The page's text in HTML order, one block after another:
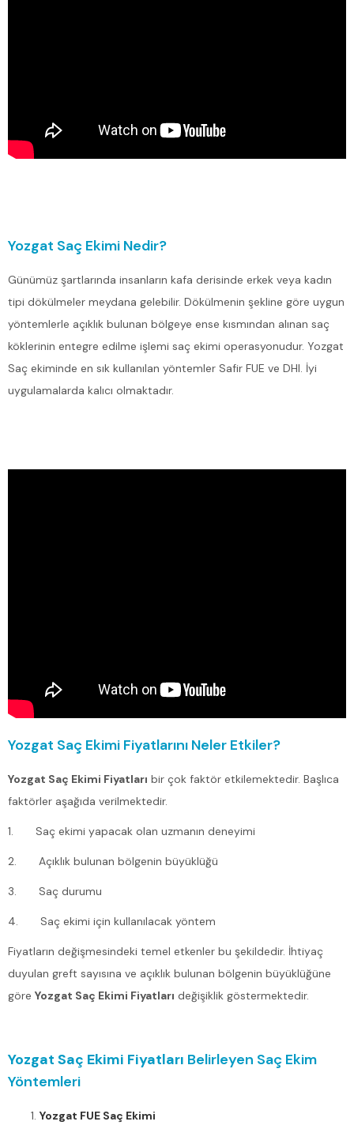
Yozgat Saç Ekimi Nedir?
Günümüz şartlarında insanların kafa derisinde erkek veya kadın
tipi dökülmeler meydana gelebilir. Dökülmenin şekline göre uygun
yöntemlerle açıklık bulunan bölgeye ense kısmından alınan saç
köklerinin entegre edilme işlemi saç ekimi operasyonudur. Yozgat
Saç ekiminde en sık kullanılan yöntemler Safir FUE ve DHI. İyi
uygulamalarda kalıcı olmaktadır.
Yozgat Saç Ekimi Fiyatlarını Neler Etkiler?
Yozgat Saç Ekimi Fiyatları bir çok faktör etkilemektedir. Başlıca
faktörler aşağıda verilmektedir.
1. Saç ekimi yapacak olan uzmanın deneyimi
2. Açıklık bulunan bölgenin büyüklüğü
3. Saç durumu
4. Saç ekimi için kullanılacak yöntem
Fiyatların değişmesindeki temel etkenler bu şekildedir. İhtiyaç
duyulan greft sayısına ve açıklık bulunan bölgenin büyüklüğüne
göre Yozgat Saç Ekimi Fiyatları değişiklik göstermektedir.
Yozgat Saç Ekimi Fiyatları Belirleyen Saç Ekim
Yöntemleri
Yozgat FUE Saç Ekimi